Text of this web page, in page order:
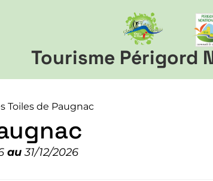
Tourisme Périgord
Toiles de Paugnac
au31/12/2026